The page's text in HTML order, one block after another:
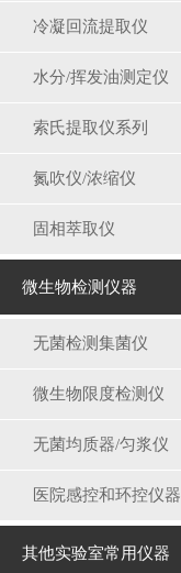
冷凝回流提取仪
水分/挥发油测定仪
索氏提取仪系列
氮吹仪/浓缩仪
固相萃取仪
微生物检测仪器
无菌检测集菌仪
微生物限度检测仪
无菌均质器/匀浆仪
医院感控和环控仪器
其他实验室常用仪器